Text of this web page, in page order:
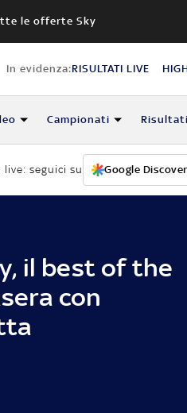
le offerte Sky
In evidenza:RISULTATI LIVE
Campionati Risultati
seguici su Google Discover
il best of the
con